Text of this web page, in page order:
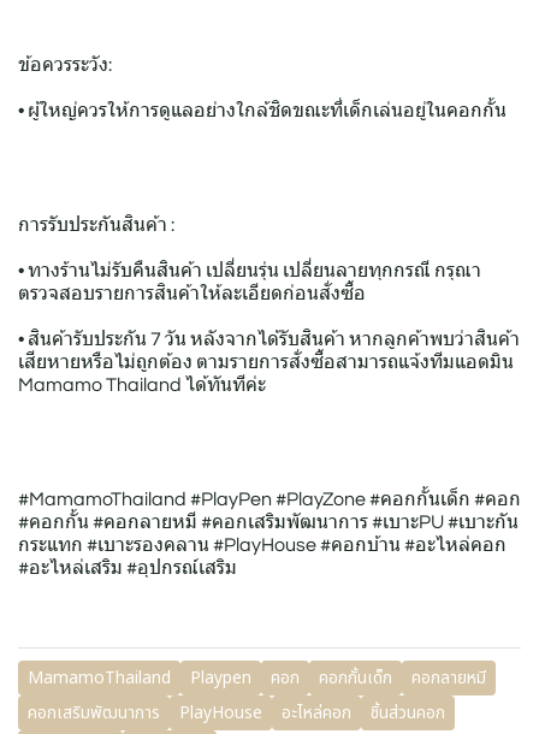
ข้อควรระวัง:
• ผู้ใหญ่ควรให้การดูแลอย่างใกล้ชิดขณะที่เด็กเล่นอยู่ในคอกกั้น
การรับประกันสินค้า :
• ทางร้านไม่รับคืนสินค้า เปลี่ยนรุ่น เปลี่ยนลายทุกกรณี กรุณา
ตรวจสอบรายการสินค้าให้ละเอียดก่อนสั่งซื้อ
• สินค้ารับประกัน 7 วัน หลังจากได้รับสินค้า หากลูกค้าพบว่าสินค้า
เสียหายหรือไม่ถูกต้อง ตามรายการสั่งซื้อสามารถแจ้งทีมแอดมิน
Mamamo Thailand ได้ทันทีค่ะ
#MamamoThailand #PlayPen #PlayZone #คอกกั้นเด็ก #คอก
#คอกกั้น #คอกลายหมี #คอกเสริมพัฒนาการ #เบาะPU #เบาะกัน
กระแทก #เบาะรองคลาน #PlayHouse #คอกบ้าน #อะไหล่คอก
#อะไหล่เสริม #อุปกรณ์เสริม
MamamoThailand Playpen คอก คอกกั้นเด็ก
คอกลายหมี
คอกเสริมพัฒนาการ
PlayHouse อะไหล่คอก
ชิ้นส่วนคอก